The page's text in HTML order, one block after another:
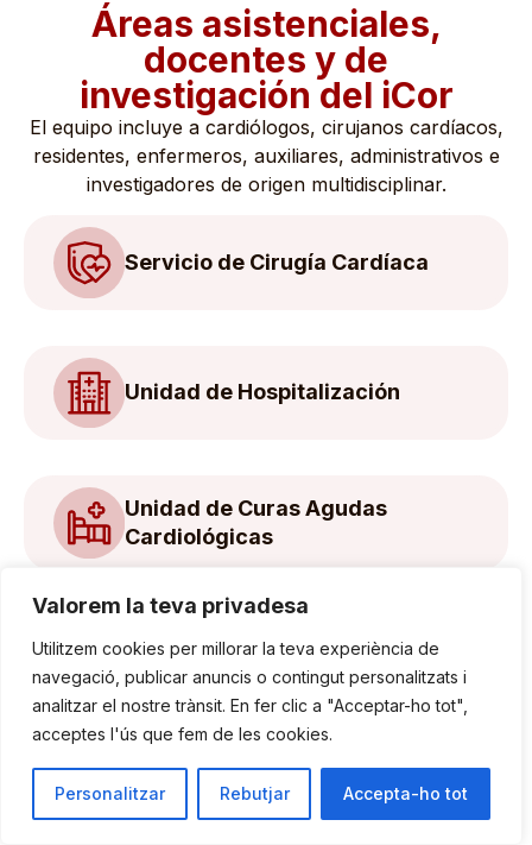
Valorem la teva privadesa
Utilitzem cookies per millorar la teva experiència de
navegació, publicar anuncis o contingut personalitzats i
analitzar el nostre trànsit. En fer clic a "Acceptar-ho tot",
acceptes l'ús que fem de les cookies.
Personalitzar Rebutjar Accepta-ho tot
Áreas asistenciales,
docentes y de
investigación del iCor
El equipo incluye a cardiólogos, cirujanos cardíacos,
residentes, enfermeros, auxiliares, administrativos e
investigadores de origen multidisciplinar.
Servicio de Cirugía Cardíaca
Unidad de Hospitalización
Unidad de Curas Agudas
Cardiológicas
Unidad de Imagen
Cardiovascular
Unidad de Arritmias y
Estimulación Cardíaca